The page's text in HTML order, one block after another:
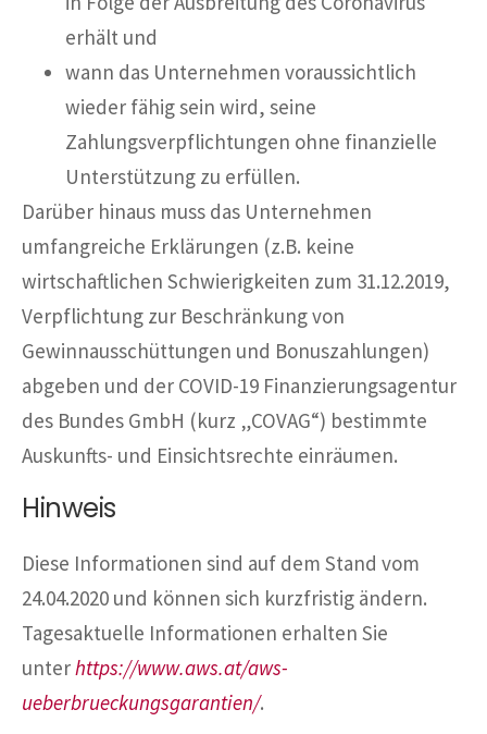
erhält und
wann das Unternehmen voraussichtlich
wieder fähig sein wird, seine
Zahlungsverpflichtungen ohne finanzielle
Unterstützung zu erfüllen.
Darüber hinaus muss das Unternehmen
umfangreiche Erklärungen (z.B. keine
wirtschaftlichen Schwierigkeiten zum 31.12.2019,
Verpflichtung zur Beschränkung von
Gewinnausschüttungen und Bonuszahlungen)
abgeben und der COVID-19 Finanzierungsagentur
des Bundes GmbH (kurz „COVAG“) bestimmte
Auskunfts- und Einsichtsrechte einräumen.
Hinweis
Diese Informationen sind auf dem Stand vom
24.04.2020 und können sich kurzfristig ändern.
Tagesaktuelle Informationen erhalten Sie
unterhttps://www.aws.at/aws-
ueberbrueckungsgarantien/.